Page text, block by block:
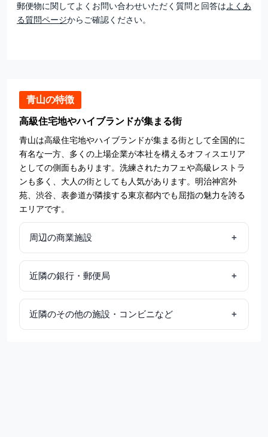
郵便物に関してよくお問い合わせいただく質問と回答はよくあ
る質問ページからご確認ください。
青山の特徴
高級住宅地やハイブランドが集まる街
青山は高級住宅地やハイブランドが集まる街として全国的に
有名な一方、多くの上場企業が本社を構えるオフィスエリア
としての側面もあります。洗練されたカフェや高級レストラ
ンも多く、大人の街としても人気があります。明治神宮外
苑、渋谷、表参道が隣接する東京都内でも屈指の魅力を誇る
エリアです。
周辺の商業施設
近隣の銀行・郵便局
近隣のその他の施設・コンビニなど